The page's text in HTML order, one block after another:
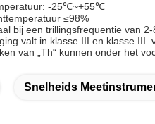
-25℃~+55℃
≤98%
bij een trillingsfrequentie van
valt in klasse III en klasse III.
van „Th“ kunnen onder het
Snelheids